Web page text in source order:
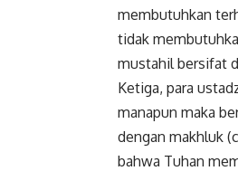
membutuhkan
tidak
mustahil bersifat
Ketiga, para
manapun maka
dengan makhluk
bahwa Tuhan